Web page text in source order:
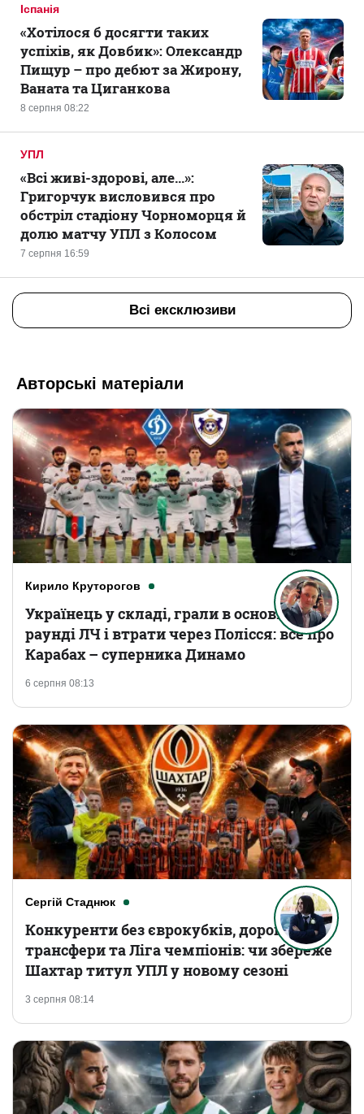
Іспанія
8 серпня 08:22
«Хотілося б досягти таких
успіхів, як Довбик»: Олександр
Пищур – про дебют за Жирону,
Ваната та Циганкова
УПЛ
7 серпня 16:59
«Всі живі-здорові, але...»:
Григорчук висловився про
обстріл стадіону Чорноморця й
долю матчу УПЛ з Колосом
Всі ексклюзиви
Авторські матеріали
Кирило Круторогов
6 серпня 08:13
Українець у складі, грали в основному
раунді ЛЧ і втрати через Полісся: все про
Карабах – суперника Динамо
Сергій Стаднюк
3 серпня 08:14
Конкуренти без єврокубків, дорогі
трансфери та Ліга чемпіонів: чи збереже
Шахтар титул УПЛ у новому сезоні